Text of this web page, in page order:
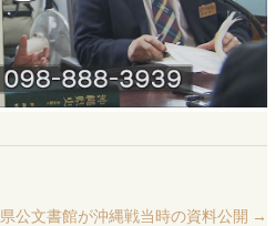
県公文書館が沖縄戦当時の資料公開 →